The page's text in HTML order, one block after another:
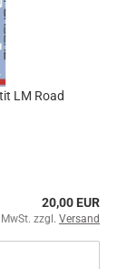
LM Road
20,00 EUR
zzgl. Versand